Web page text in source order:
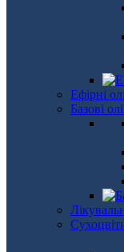
Ефірні
Базові